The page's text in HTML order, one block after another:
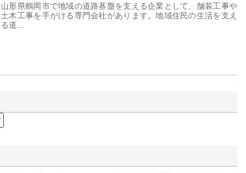
山形県鶴岡市で地域の道路基盤を支える企業として、舗装工事や
土木工事を手がける専門会社があります。地域住民の生活を支え
る道…